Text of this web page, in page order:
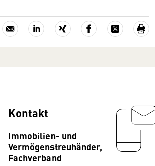
Kontakt
Immobilien- und
Vermögenstreuhänder,
Fachverband